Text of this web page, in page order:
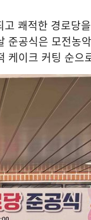
고 쾌적한 경로당
준공식은 모전농
케이크 커팅 순으